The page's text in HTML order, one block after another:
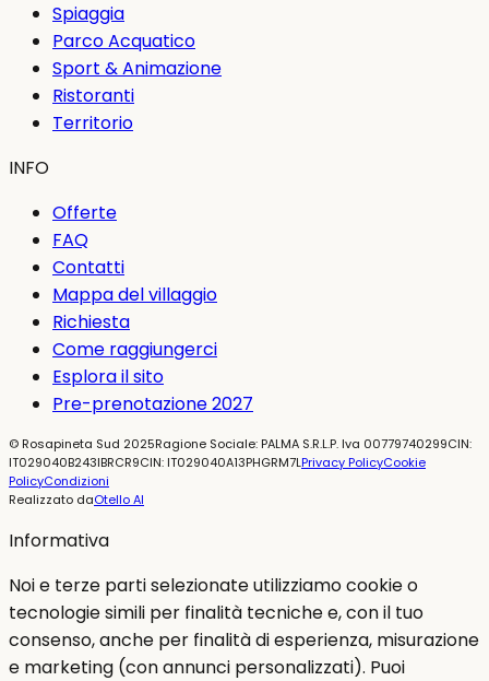
Spiaggia
Parco Acquatico
Sport & Animazione
Ristoranti
Territorio
INFO
Offerte
FAQ
Contatti
Mappa del villaggio
Richiesta
Come raggiungerci
Esplora il sito
Pre-prenotazione 2027
© Rosapineta Sud 2025Ragione Sociale: PALMA S.R.L.P. Iva 00779740299CIN:
IT029040B243IBRCR9CIN: IT029040A13PHGRM7LPrivacy PolicyCookie
PolicyCondizioni
Realizzato daOtello AI
Informativa
Noi e terze parti selezionate utilizziamo cookie o
tecnologie simili per finalità tecniche e, con il tuo
consenso, anche per finalità di esperienza, misurazione
e marketing (con annunci personalizzati). Puoi